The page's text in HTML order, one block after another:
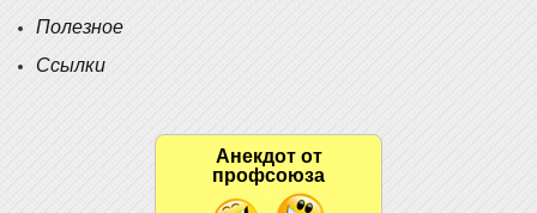
Полезное
Ссылки
Анекдот от
профсоюза